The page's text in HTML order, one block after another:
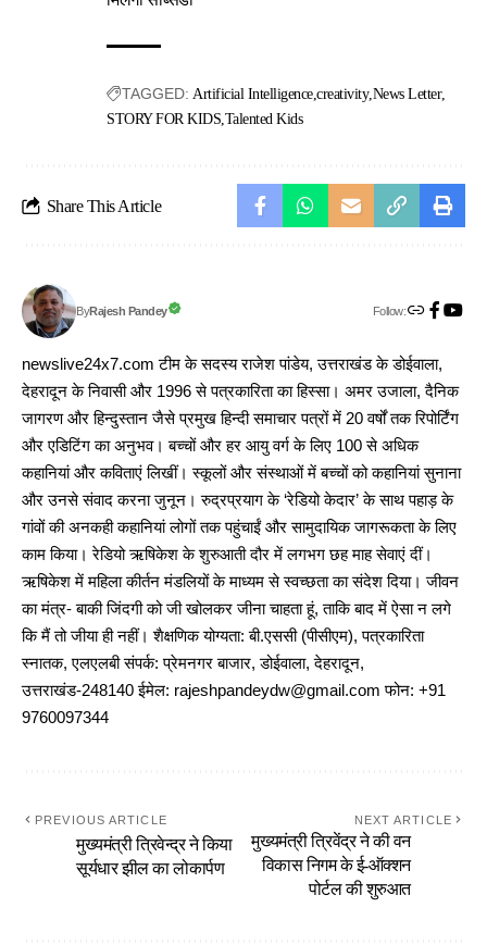
TAGGED: Artificial Intelligence creativity News Letter
STORY FOR KIDS Talented Kids
Share This Article
ByRajesh Pandey Follow:
newslive24x7.com टीम के सदस्य राजेश पांडेय, उत्तराखंड के डोईवाला,
देहरादून के निवासी और 1996 से पत्रकारिता का हिस्सा। अमर उजाला, दैनिक
जागरण और हिन्दुस्तान जैसे प्रमुख हिन्दी समाचार पत्रों में 20 वर्षों तक रिपोर्टिंग
और एडिटिंग का अनुभव। बच्चों और हर आयु वर्ग के लिए 100 से अधिक
कहानियां और कविताएं लिखीं। स्कूलों और संस्थाओं में बच्चों को कहानियां सुनाना
और उनसे संवाद करना जुनून। रुद्रप्रयाग के ‘रेडियो केदार’ के साथ पहाड़ के
गांवों की अनकही कहानियां लोगों तक पहुंचाईं और सामुदायिक जागरूकता के लिए
काम किया। रेडियो ऋषिकेश के शुरुआती दौर में लगभग छह माह सेवाएं दीं।
ऋषिकेश में महिला कीर्तन मंडलियों के माध्यम से स्वच्छता का संदेश दिया। जीवन
का मंत्र- बाकी जिंदगी को जी खोलकर जीना चाहता हूं, ताकि बाद में ऐसा न लगे
कि मैं तो जीया ही नहीं। शैक्षणिक योग्यता: बी.एससी (पीसीएम), पत्रकारिता
स्नातक, एलएलबी संपर्क: प्रेमनगर बाजार, डोईवाला, देहरादून,
उत्तराखंड-248140 ईमेल: rajeshpandeydw@gmail.com फोन: +91
9760097344
PREVIOUS ARTICLE
मुख्यमंत्री त्रिवेन्द्र ने किया
सूर्यधार झील का लोकार्पण
NEXT ARTICLE
मुख्यमंत्री त्रिवेंद्र ने की वन
विकास निगम के ई-ऑक्शन
पोर्टल की शुरुआत